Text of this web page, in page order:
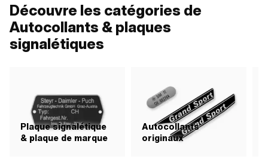
Transferfolie: Non
Découvre les catégories de
Autocollants & plaques
signalétiques
Plaque signalétique
& plaque de marque
Autocollants
originaux